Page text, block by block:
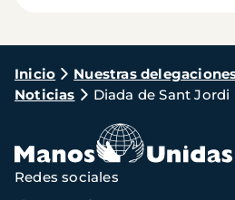
Ruta
de
navegación
Inicio Nuestras
Noticias
Diada de Sant Jordi
Redes sociales